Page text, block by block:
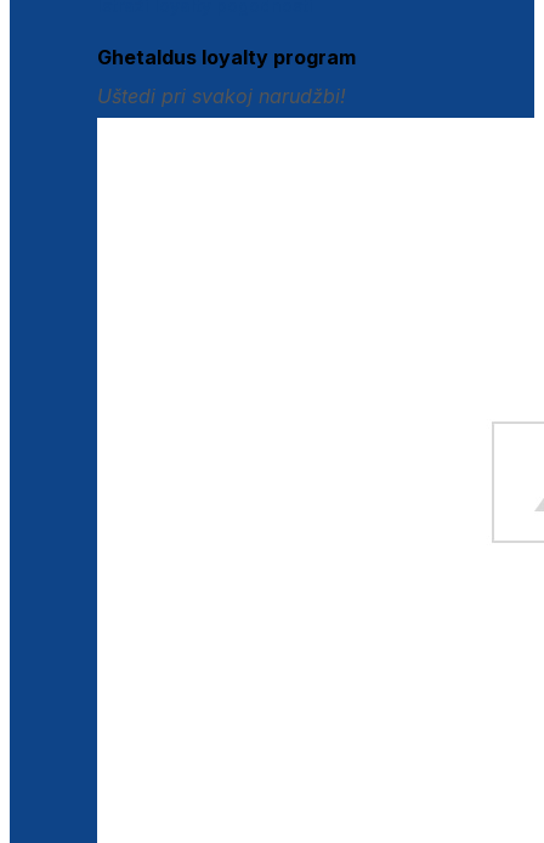
Ghetaldus loyalty program
Uštedi pri svakoj narudžbi!